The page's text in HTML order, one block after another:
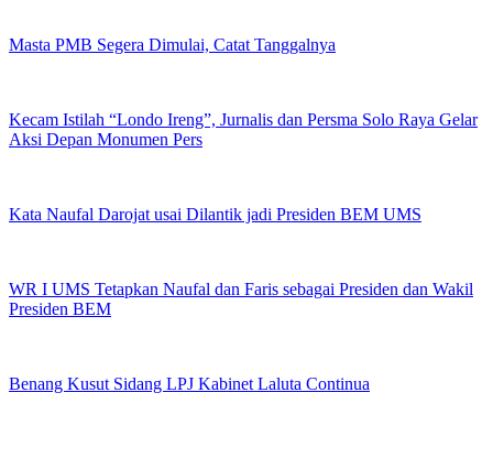
Masta PMB Segera Dimulai, Catat Tanggalnya
Kecam Istilah “Londo Ireng”, Jurnalis dan Persma Solo Raya Gelar
Aksi Depan Monumen Pers
Kata Naufal Darojat usai Dilantik jadi Presiden BEM UMS
WR I UMS Tetapkan Naufal dan Faris sebagai Presiden dan Wakil
Presiden BEM
Benang Kusut Sidang LPJ Kabinet Laluta Continua